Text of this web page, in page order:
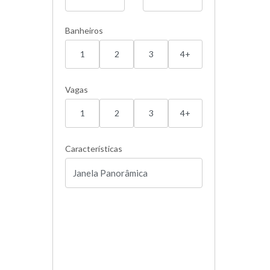
Banheiros
1 2 3 4+
Vagas
1 2 3 4+
Características